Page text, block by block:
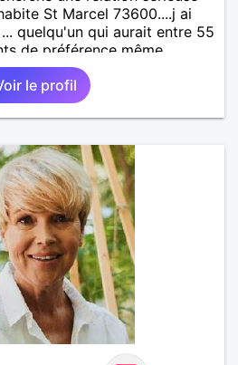
St Marcel 73600....j ai
quelqu'un qui aurait entre 55
de préférence même
garder aucun contact avec
vous correspondez à ma
je vous répondrai...
le profil